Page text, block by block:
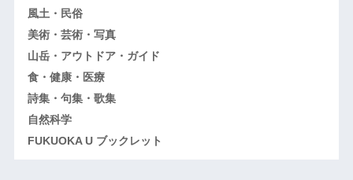
風土・民俗
美術・芸術・写真
山岳・アウトドア・ガイド
食・健康・医療
詩集・句集・歌集
自然科学
FUKUOKA U ブックレット